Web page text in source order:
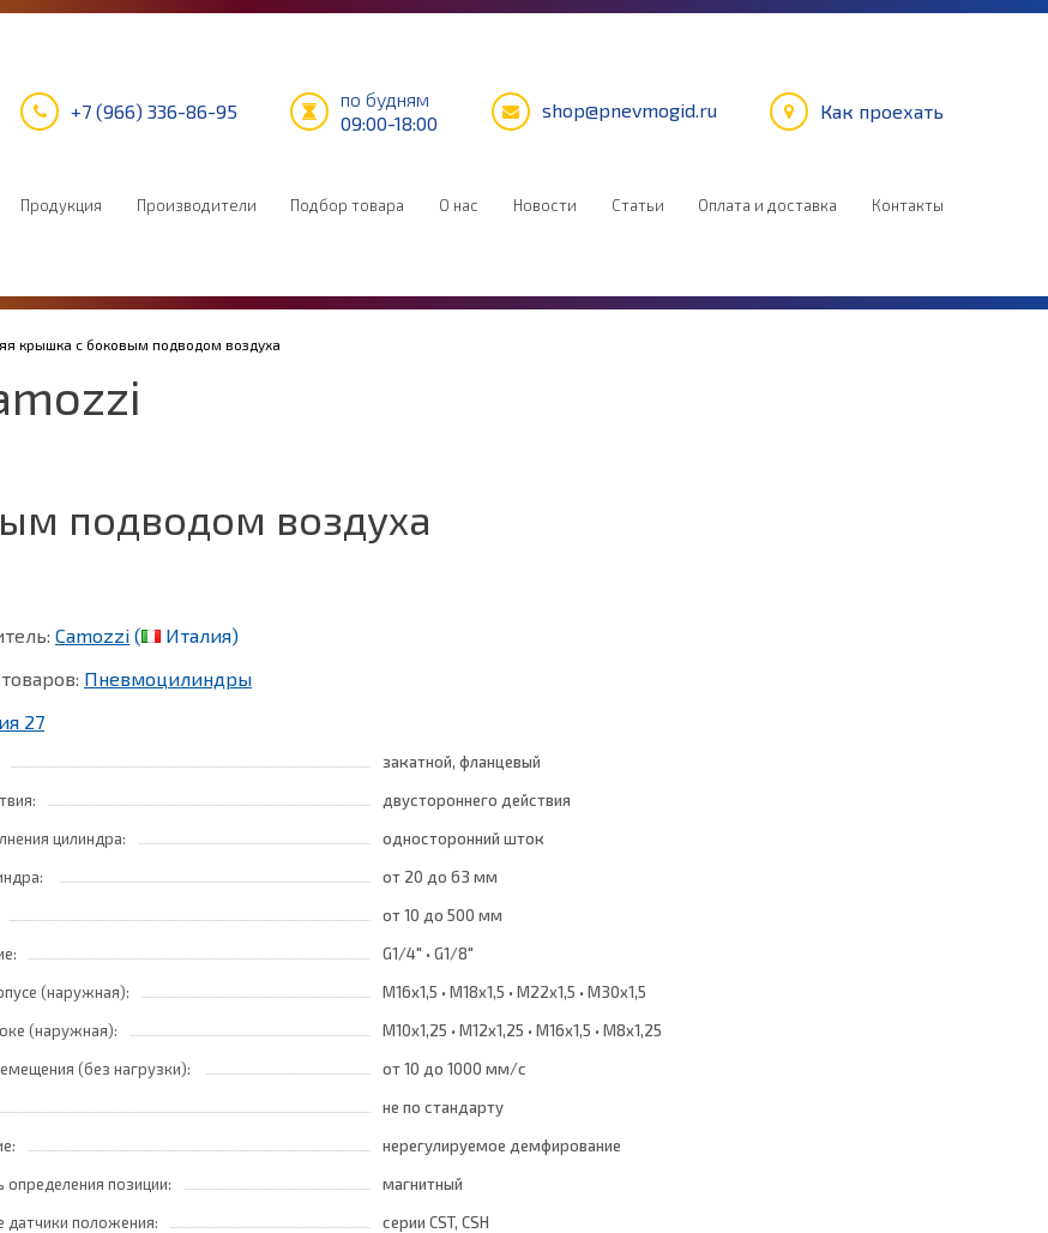
+7 (966) 336-86-95
по будням
09:00-18:00
shop@pnevmogid.ru Как проехать
Продукция Производители Подбор товара О нас Новости Статьи Оплата и доставка Контакты
крышка с боковым подводом воздуха
подводом воздуха
Camozzi (
Италия)
Пневмоцилиндры
27
закатной, фланцевый
двустороннего действия
цилиндра:
односторонний шток
от 20 до 63 мм
от 10 до 500 мм
G1/4" • G1/8"
(наружная):
M16x1,5 • M18x1,5 • M22x1,5 • M30x1,5
(наружная):
M10x1,25 • M12x1,25 • M16x1,5 • M8x1,25
(без нагрузки):
от 10 до 1000 мм/с
не по стандарту
нерегулируемое демфирование
позиции:
магнитный
положения:
серии CST, CSH